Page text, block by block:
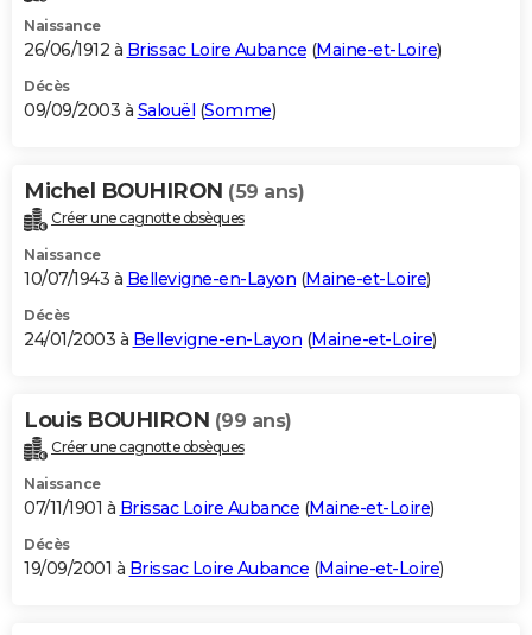
Naissance
26/06/1912 à Brissac Loire Aubance (Maine-et-Loire)
Décès
09/09/2003 à Salouël (Somme)
Michel BOUHIRON (59 ans)
Créer une cagnotte obsèques
Naissance
10/07/1943 à Bellevigne-en-Layon (Maine-et-Loire)
Décès
24/01/2003 à Bellevigne-en-Layon (Maine-et-Loire)
Louis BOUHIRON (99 ans)
Créer une cagnotte obsèques
Naissance
07/11/1901 à Brissac Loire Aubance (Maine-et-Loire)
Décès
19/09/2001 à Brissac Loire Aubance (Maine-et-Loire)